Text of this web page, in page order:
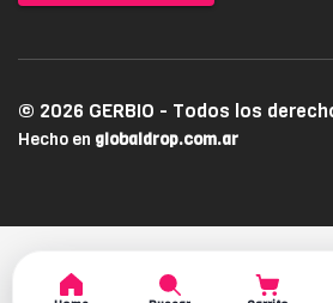
© 2026 GERBIO - Todos los
Hecho en globaldrop.com.ar